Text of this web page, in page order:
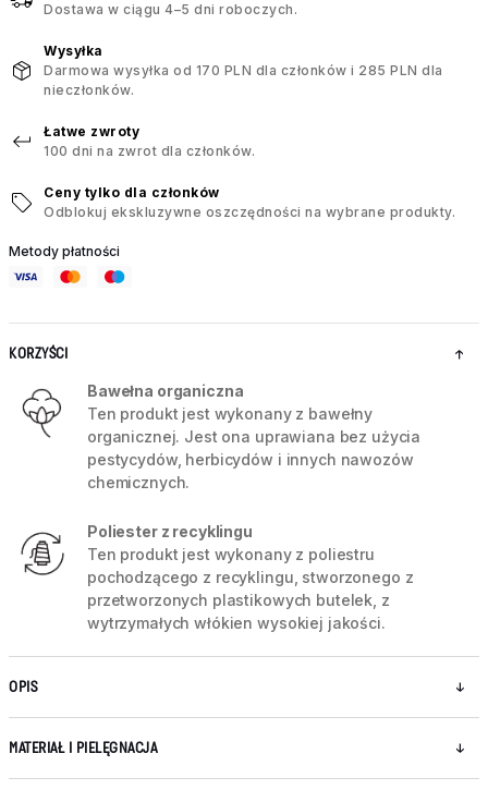
Dostawa w ciągu 4–5 dni roboczych.
Wysyłka
Darmowa wysyłka od 170 PLN dla członków i 285 PLN dla
nieczłonków.
Łatwe zwroty
100 dni na zwrot dla członków.
Ceny tylko dla członków
Odblokuj ekskluzywne oszczędności na wybrane produkty.
Metody płatności
KORZYŚCI
Bawełna organiczna
Ten produkt jest wykonany z bawełny
organicznej. Jest ona uprawiana bez użycia
pestycydów, herbicydów i innych nawozów
chemicznych.
Poliester z recyklingu
Ten produkt jest wykonany z poliestru
pochodzącego z recyklingu, stworzonego z
przetworzonych plastikowych butelek, z
wytrzymałych włókien wysokiej jakości.
OPIS
MATERIAŁ I PIELĘGNACJA